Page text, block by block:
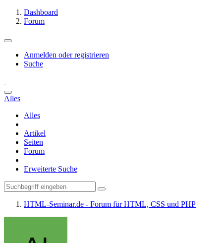
Dashboard
Forum
Anmelden oder registrieren
Suche
Alles
Alles
Artikel
Seiten
Forum
Erweiterte Suche
HTML-Seminar.de - Forum für HTML, CSS und PHP